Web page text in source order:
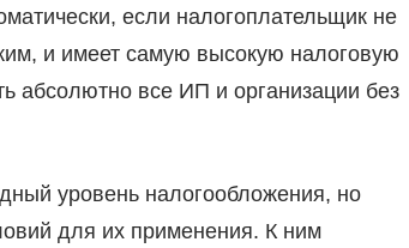
если налогоплательщик не
и имеет самую высокую налоговую
абсолютно все ИП и организации без
уровень налогообложения, но
для их применения. К ним